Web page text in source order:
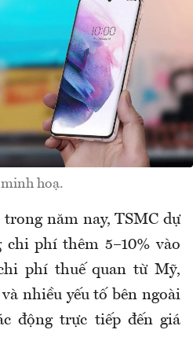
hoạ.
trong năm nay, TSMC dự
chi phí thêm 5–10% vào
phí thuế quan từ Mỹ,
nhiều yếu tố bên ngoài
động trực tiếp đến giá